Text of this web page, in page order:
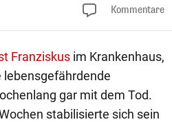
Kommentare
Franziskus im Krankenhaus,
gar mit dem Tod.
stabilisierte sich sein